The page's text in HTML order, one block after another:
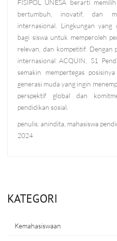
FISIPOL UNESA berarti
bertumbuh, inovatif, dan
internasional. Lingkungan
bagi siswa untuk memperoleh
relevan, dan kompetitif. Dengan
internasional ACQUIN, S1
semakin mempertegas
generasi muda yang ingin
perspektif global dan
pendidikan sosial.
penulis: anindita, mahasiswa
2024
KATEGORI
Kemahasiswaan